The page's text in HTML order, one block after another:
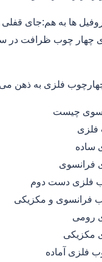
ها به هم:جای قفلی
چهار چوب ظرافت
چهارچوب فلزی به ذهن می
چیست
فلزی
ساده
فرانسوی
فلزی دست دوم
فرانسوی و مکزیکی
رومی
مکزیکی
فلزی آماده